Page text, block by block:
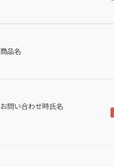
商品名
お問い合わせ時氏名